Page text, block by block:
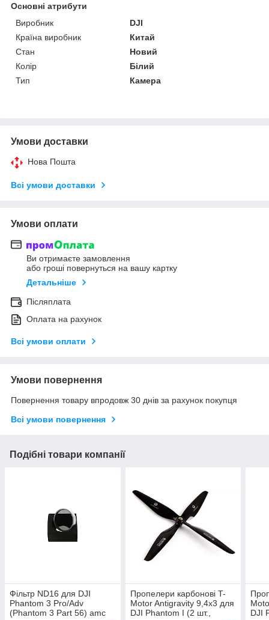
Основні атрибути
Виробник
DJI
Країна виробник
Китай
Стан
Новий
Колір
Білий
Тип
Камера
Умови доставки
Нова Пошта
Всі умови доставки
Умови оплати
Ви отримаєте замовлення
або гроші повернуться на вашу картку
Детальніше
Післяплата
Оплата на рахунок
Всі умови оплати
Умови повернення
Повернення товару впродовж 30 днів за рахунок покупця
Всі умови повернення
Подібні товари компанії
Фільтр ND16 для DJI
Phantom 3 Pro/Adv
(Phantom 3 Part 56) amc
Пропелери карбонові T-
Motor Antigravity 9,4x3 для
DJI Phantom I (2 шт.,
DJI